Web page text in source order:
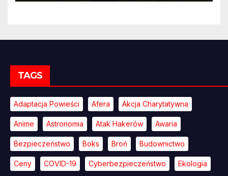
TAGS
Adaptacja Powieści Afera Akcja Charytatywna
Anime Astronomia Atak Hakerów Awaria
Bezpieczeństwo Boks Broń Budownictwo
Ceny COVID-19 Cyberbezpieczeństwo Ekologia